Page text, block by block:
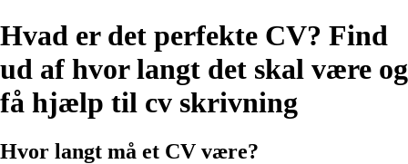
Hvad er det perfekte CV? Find
ud af hvor langt det skal være og
få hjælp til cv skrivning
Hvor langt må et CV være?